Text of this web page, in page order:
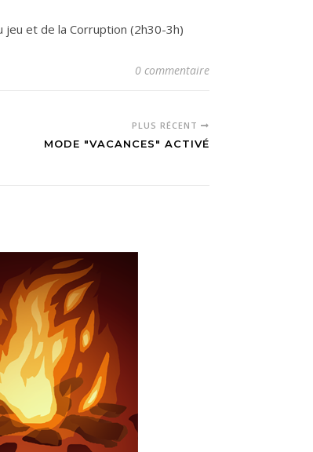
et de la Corruption (2h30-3h)
0 commentaire
PLUS RÉCENT
MODE "VACANCES" ACTIVÉ